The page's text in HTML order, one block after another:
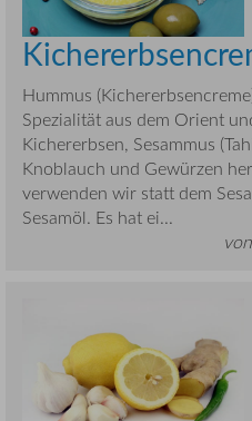
Hummus
Spezialität aus dem Orient
Kichererbsen, Sesammus
Knoblauch und Gewürzen
verwenden wir statt dem
Sesamöl. Es hat ei...